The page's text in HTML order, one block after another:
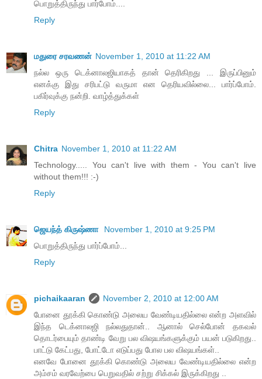
பொறுத்திருந்து பார்போம்....
Reply
மதுரை சரவணன் November 1, 2010 at 11:22 AM
நல்ல ஒரு டெக்னாலஜியாகத் தான் தெரிகிறது ... இருப்பினும்
எனக்கு இது சரிபட்டு வருமா என தெரியவில்லை... பார்ப்போம்.
பகிர்வுக்கு நன்றி. வாழ்த்துக்கள்
Reply
Chitra November 1, 2010 at 11:22 AM
Technology..... You can't live with them - You can't live
without them!!! :-)
Reply
ஜெயந்த் கிருஷ்ணா
November 1, 2010 at 9:25 PM
பொறுத்திருந்து பார்ப்போம்...
Reply
pichaikaaran
November 2, 2010 at 12:00 AM
போனை தூக்கி கொண்டு அலைய வேண்டியதில்லை என்ற அளவில்
இந்த டெக்னாலஜி நல்லதுதான்.. ஆனால் செல்போன் தகவல்
தொடர்பையும் தாண்டி வேறு பல விஷயங்களுக்கும் பயன் படுகிறது..
பாட்டு கேட்பது, போட்டோ எடுப்பது போல பல விஷயங்கள்..
எனவே போனை தூக்கி கொண்டு அலைய வேண்டியதில்லை என்ற
அம்சம் வரவேற்பை பெறுவதில் சற்று சிக்கல் இருக்கிறது ..